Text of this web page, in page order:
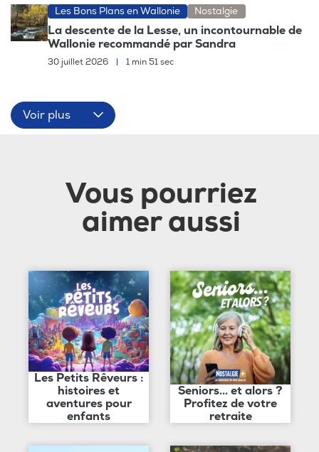
Les Bons Plans en Wallonie Nostalgie
La descente de la Lesse, un incontournable de
Wallonie recommandé par Sandra
30 juillet 2026 1 min 51 sec
Voir plus
Vous pourriez
aimer aussi
Les Petits Rêveurs :
histoires et
aventures pour
enfants
Seniors... et alors ?
Profitez de votre
retraite